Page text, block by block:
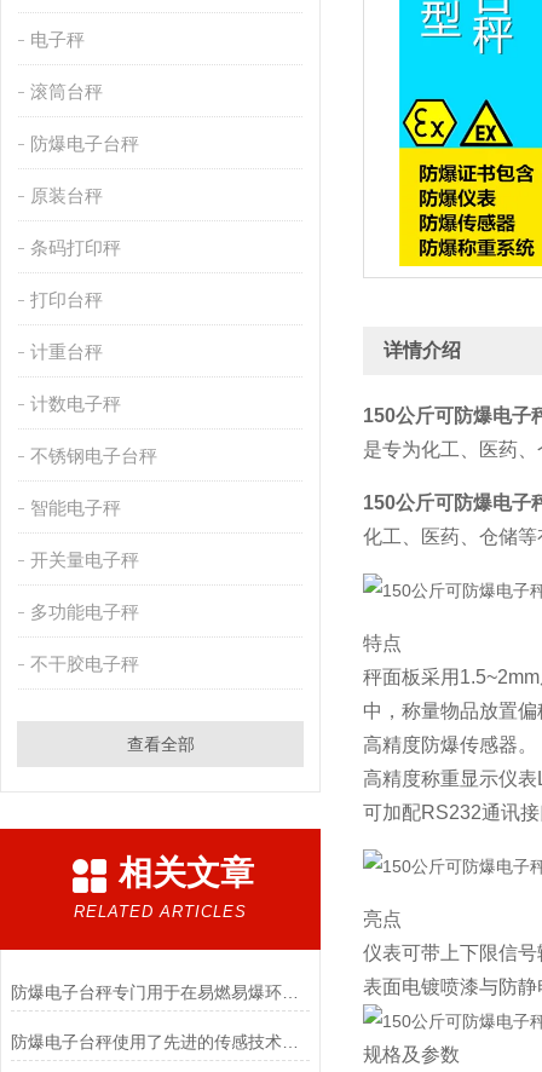
电子秤
滚筒台秤
防爆电子台秤
原装台秤
条码打印秤
打印台秤
计重台秤
计数电子秤
不锈钢电子台秤
智能电子秤
开关量电子秤
多功能电子秤
不干胶电子秤
查看全部
相关文章
RELATED ARTICLES
防爆电子台秤专门用于在易燃易爆环境中进行称重操作
防爆电子台秤使用了先进的传感技术和数据处理算法
详情介绍
150公斤可防爆电子
是专为化工、医药
150公斤可防爆电子
化工、医药、仓储
特点
秤面板采用
中，称量物品放置
高精度防爆传感器。
高精度称重显示仪
可加配RS232通讯
亮点
仪表可带上下限信
表面电镀喷漆与防
规格及参数